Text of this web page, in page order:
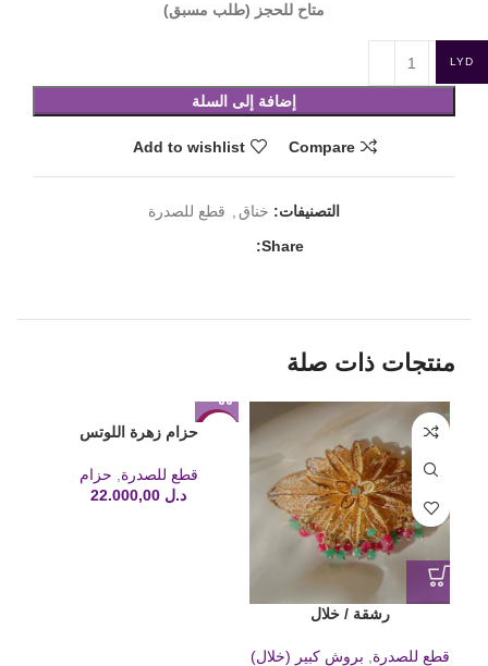
متاح للحجز (طلب مسبق)
إضافة إلى السلة
Compare
Add to wishlist
التصنيفات: خناق, قطع للصدرة
Share:
منتجات ذات صلة
رشقة / خلال
قطع للصدرة بروش كبير (خلال)
حزام زهرة اللوتس
قطع للصدرة, حزام
د.ل
LYD